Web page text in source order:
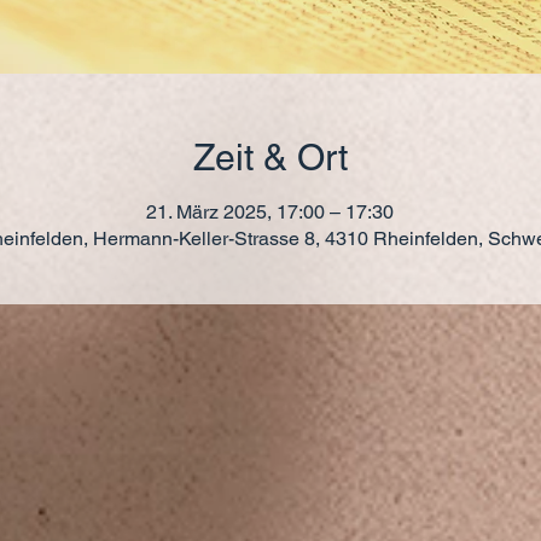
Zeit & Ort
21. März 2025, 17:00 – 17:30
Hermann-Keller-Strasse 8, 4310 Rheinfelden,